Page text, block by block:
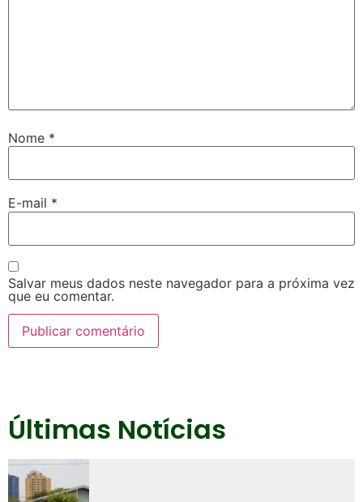
Nome *
E-mail *
Salvar meus dados neste navegador para a próxima vez
que eu comentar.
Últimas Notícias